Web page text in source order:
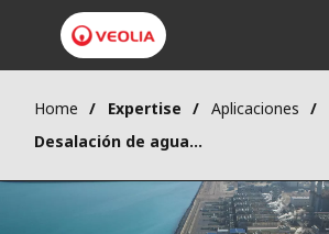
Home Expertise
Aplicaciones
Desalación de agua de mar